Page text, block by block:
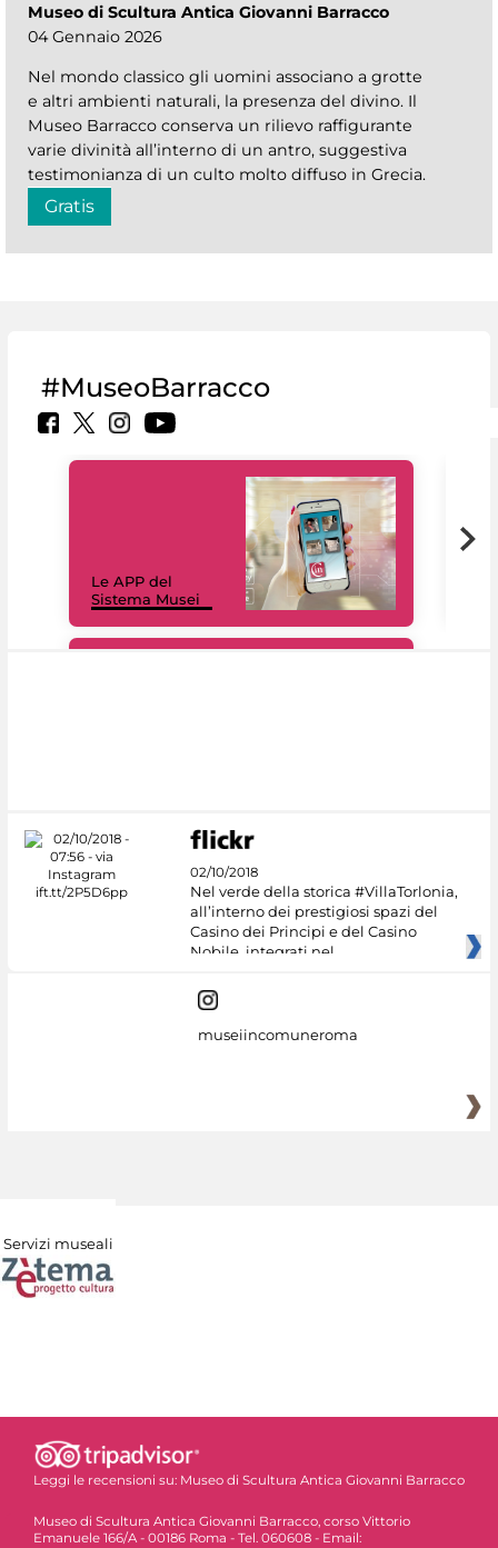
Museo di Scultura Antica Giovanni Barracco
04 Gennaio 2026
Nel mondo classico gli uomini associano a grotte
e altri ambienti naturali, la presenza del divino. Il
Museo Barracco conserva un rilievo raffigurante
varie divinità all’interno di un antro, suggestiva
testimonianza di un culto molto diffuso in Grecia.
Gratis
#MuseoBarracco
Le APP del
Sistema Musei
02/10/2018
Nel verde della storica #VillaTorlonia,
all’interno dei prestigiosi spazi del
Casino dei Principi e del Casino
Nobile, integrati nel
museiincomuneroma
Servizi museali
Leggi le recensioni su: Museo di Scultura Antica Giovanni Barracco
Museo di Scultura Antica Giovanni Barracco, corso Vittorio
Emanuele 166/A - 00186 Roma - Tel. 060608 - Email: